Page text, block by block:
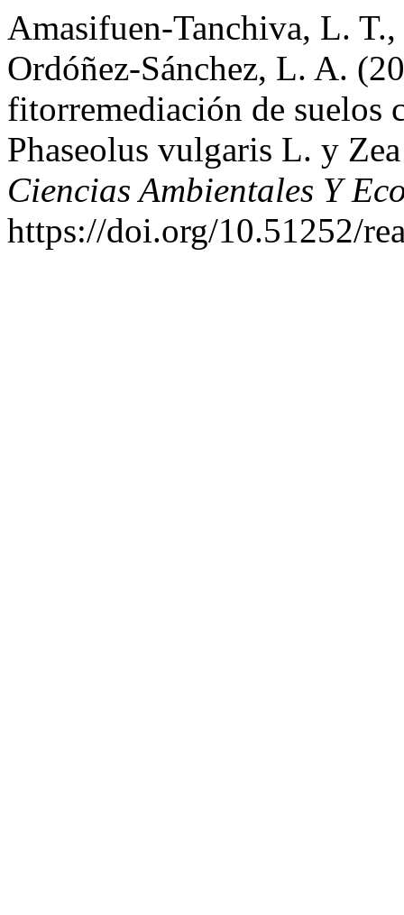
Amasifuen-Tanchiva, L.
Ordóñez-Sánchez, L. A.
fitorremediación de suelos
Phaseolus vulgaris L. y
Ciencias Ambientales Y
https://doi.org/10.51252/